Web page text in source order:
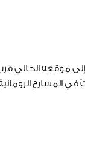
الشرقيةِ والمعبدِ الكبيرِ
المسارحِ